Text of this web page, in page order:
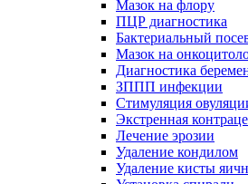
Мазок на флору
ПЦР диагностика
Бактериальный
Мазок на
Диагностика
ЗППП инфекции
Стимуляция
Экстренная
Лечение эрозии
Удаление кондилом
Удаление кисты